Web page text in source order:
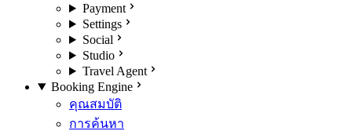
Payment
Settings
Social
Studio
Travel Agent
Booking Engine
คุณสมบัติ
การค้นหา